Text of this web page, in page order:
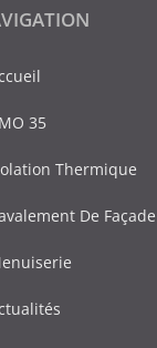
35
Thermique
De Façade